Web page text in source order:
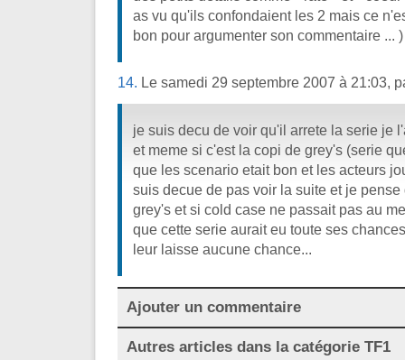
as vu qu'ils confondaient les 2 mais ce
bon pour argumenter son commentaire ... )
14. Le samedi 29 septembre 2007 à 21:03,
je suis decu de voir qu'il arrete la serie je
et meme si c'est la copi de grey's (serie
que les scenario etait bon et les acteurs
suis decue de pas voir la suite et je
grey's et si cold case ne passait pas au
que cette serie aurait eu toute ses
leur laisse aucune chance...
Ajouter un commentaire
Autres articles dans la catégorie TF1